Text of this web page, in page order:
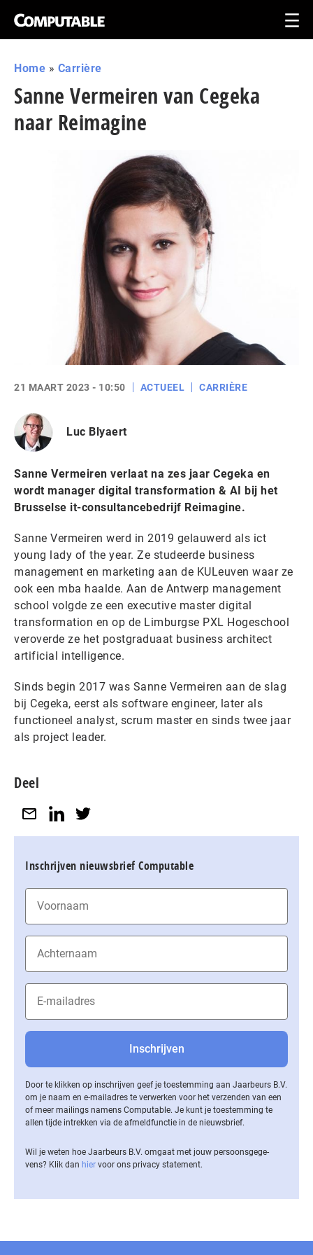
Home » Carrière
Sanne Vermeiren van Cegeka
naar Reimagine
21 MAART 2023 - 10:50 ACTUEEL CARRIÈRE
Luc Blyaert
Sanne Vermeiren verlaat na zes jaar Cegeka en
wordt manager digital transformation & AI bij het
Brusselse it-consultancebedrijf Reimagine.
Sanne Vermeiren werd in 2019 gelauwerd als ict
young lady of the year. Ze studeerde business
management en marketing aan de KULeuven waar ze
ook een mba haalde. Aan de Antwerp management
school volgde ze een executive master digital
transformation en op de Limburgse PXL Hogeschool
veroverde ze het postgraduaat business architect
artificial intelligence.
Sinds begin 2017 was Sanne Vermeiren aan de slag
bij Cegeka, eerst als software engineer, later als
functioneel analyst, scrum master en sinds twee jaar
als project leader.
Deel
Inschrijven nieuwsbrief Computable
Door te klikken op inschrijven geef je toestemming aan Jaarbeurs B.V.
om je naam en e-mailadres te verwerken voor het verzenden van een
of meer mailings namens Computable. Je kunt je toestemming te
allen tijde intrekken via de af­meld­func­tie in de nieuwsbrief.
Wil je weten hoe Jaarbeurs B.V. omgaat met jouw per­soons­ge­ge­
vens? Klik dan hier voor ons privacy statement.